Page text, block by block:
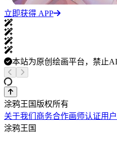
立即获得 APP
本站为原创绘画平台，禁止
涂鸦王国版权所有
关于我们 商务合作画师认证用
涂鸦王国